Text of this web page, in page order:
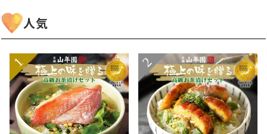
人気